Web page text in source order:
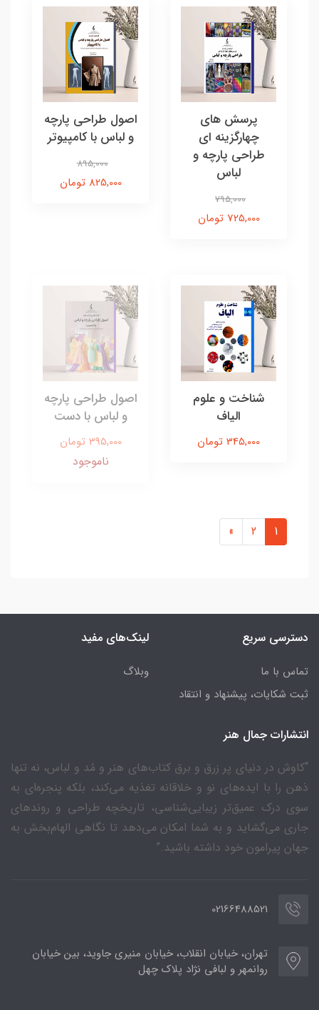
پرسش های
چهارگزینه ای
طراحی پارچه و
لباس
795,000
725,000 تومان
اصول طراحی پارچه
و لباس با کامپیوتر
895,000
825,000 تومان
شناخت و علوم
الیاف
345,000 تومان
اصول طراحی پارچه
و لباس با دست
395,000 تومان
ناموجود
1
2
»
دسترسی سریع
تماس با ما
ثبت شکایات، پیشنهاد و انتقاد
لینک‌های مفید
وبلاگ
انتشارات جمال هنر
“کاوش در دنیای پر زرق و برق کتاب‌های هنر و مُد و لباس، نه تنها
ذهن را با ایده‌های نو و خلاقانه تغذیه می‌کند، بلکه پنجره‌ای به
سوی درک عمیق‌تر زیبایی‌شناسی، تاریخچه طراحی و روندهای
جاری می‌گشاید و به شما امکان می‌دهد تا نگاهی الهام‌بخش به
جهان پیرامون خود داشته باشید.”
02166488521
تهران، خیابان انقلاب، خیابان منیری جاوید، بین خیابان
روانمهر و لبافی نژاد پلاک چهل